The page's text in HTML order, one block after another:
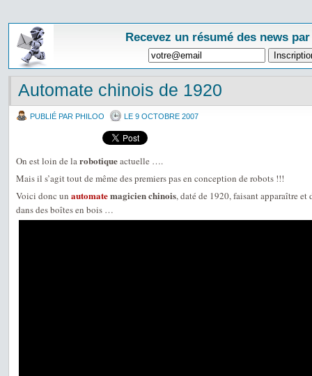
Recevez un résumé des news
Automate chinois de 1920
PUBLIÉ PAR PHILOO LE 9 OCTOBRE 2007
On est loin de larobotiqueactuelle ….
Mais il s’agit tout de même des premiers pas en conception de robots !!!
Voici donc un automatemagicien chinois, daté de 1920, faisant apparaître et
dans des boîtes en bois …